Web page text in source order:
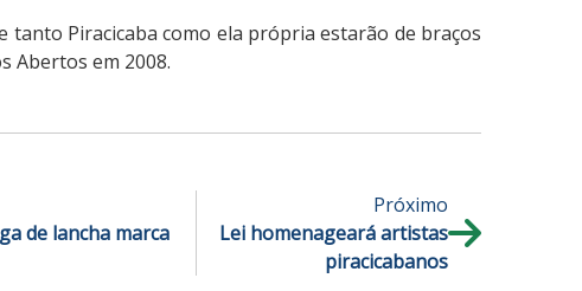
tanto Piracicaba como ela própria estarão de braços
Abertos em 2008.
de lancha marca
Próximo
Lei homenageará artistas
piracicabanos